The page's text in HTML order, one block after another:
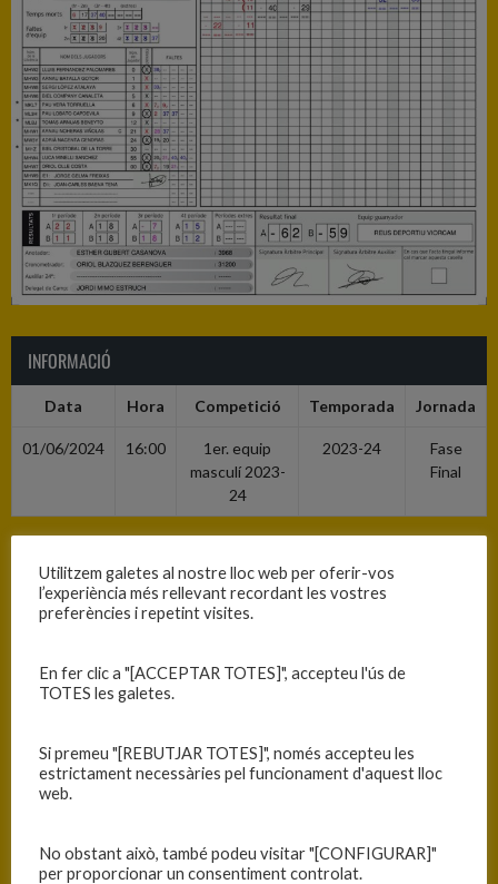
INFORMACIÓ
Data Hora Competició Temporada Jornada
01/06/2024 16:00
1er. equip
masculí 2023-
24
2023-24
Fase
Final
RESULTATS
Equip
C.B. Blanes
PISTA
Utilitzem galetes al nostre lloc web per oferir-vos
l’experiència més rellevant recordant les vostres
preferències i repetint visites.
En fer clic a "[ACCEPTAR TOTES]", accepteu l'ús de
TOTES les galetes.
Si premeu "[REBUTJAR TOTES]", només accepteu les
estrictament necessàries pel funcionament d'aquest lloc
web.
No obstant això, també podeu visitar "[CONFIGURAR]"
per proporcionar un consentiment controlat.